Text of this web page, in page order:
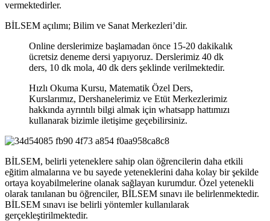
vermektedirler.
BİLSEM açılımı; Bilim ve Sanat Merkezleri’dir.
Online derslerimize başlamadan önce 15-20 dakikalık
ücretsiz deneme dersi yapıyoruz. Derslerimiz 40 dk
ders, 10 dk mola, 40 dk ders şeklinde verilmektedir.
Hızlı Okuma Kursu, Matematik Özel Ders,
Kurslarımız, Dershanelerimiz ve Etüt Merkezlerimiz
hakkında ayrıntılı bilgi almak için whatsapp hattımızı
kullanarak bizimle iletişime geçebilirsiniz.
BİLSEM, belirli yeteneklere sahip olan öğrencilerin daha etkili
eğitim almalarına ve bu sayede yeteneklerini daha kolay bir şekilde
ortaya koyabilmelerine olanak sağlayan kurumdur. Özel yetenekli
olarak tanılanan bu öğrenciler, BİLSEM sınavı ile belirlenmektedir.
BİLSEM sınavı ise belirli yöntemler kullanılarak
gerçekleştirilmektedir.